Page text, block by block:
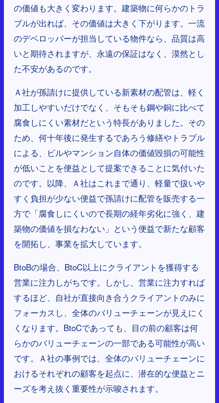
の価値も大きく変わります。建築物に何らかのトラ
ブルが出れば、その価値は大きく下がります。一流
のデベロッパーが担当している物件なら、品質は高
いと期待されますが、永遠の保証はなく、漠然とし
た不安があるのです。
Ａ社が孫請けに提供している新素材の配管は、軽く
加工しやすいだけでなく、そもそも鋼や銅に比べて
腐食しにくい素材だという特長がありました。その
ため、何十年後に発生するであろう修繕やトラブル
による、ビルやマンション自体の価値毀損の可能性
が低いことを便益として提案できることに気付いた
のです。以降、Ａ社はこれまで通り、軽量で扱いや
すく負担が少ない便益で孫請けに配管を販売する一
方で「腐食しにくいので長期の経年劣化に強く、建
築物の価値を損なわない」という便益で新たな顧客
を開拓し、事業を拡大しています。
BtoBの場合、BtoC以上にクライアントを獲得する
営業に注力しがちです。しかし、営業に注力すれば
するほど、自社が直接向き合うクライアントのみに
フォーカスし、全体のバリューチェーンが見えにく
くなります。BtoCであっても、目の前の顧客は何
らかのバリューチェーンの一部である可能性が高い
です。Ａ社の事例では、全体のバリューチェーンに
おけるそれぞれの顧客を起点に、潜在的な便益とニ
ーズを考え抜く重要性が示唆されます。